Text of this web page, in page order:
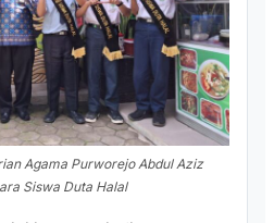
Agama Purworejo Abdul Aziz
Siswa Duta Halal